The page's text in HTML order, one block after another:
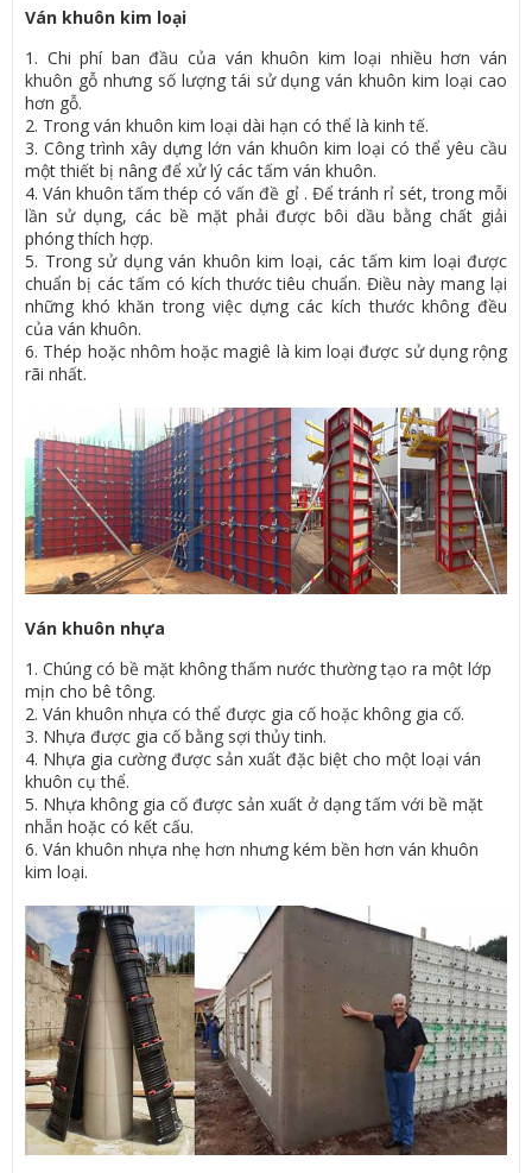
Ván khuôn kim loại
1. Chi phí ban đầu của ván khuôn kim loại nhiều hơn ván
khuôn gỗ nhưng số lượng tái sử dụng ván khuôn kim loại cao
hơn gỗ.
2. Trong ván khuôn kim loại dài hạn có thể là kinh tế.
3. Công trình xây dựng lớn ván khuôn kim loại có thể yêu cầu
một thiết bị nâng để xử lý các tấm ván khuôn.
4. Ván khuôn tấm thép có vấn đề gỉ . Để tránh rỉ sét, trong mỗi
lần sử dụng, các bề mặt phải được bôi dầu bằng chất giải
phóng thích hợp.
5. Trong sử dụng ván khuôn kim loại, các tấm kim loại được
chuẩn bị các tấm có kích thước tiêu chuẩn. Điều này mang lại
những khó khăn trong việc dựng các kích thước không đều
của ván khuôn.
6. Thép hoặc nhôm hoặc magiê là kim loại được sử dụng rộng
rãi nhất.
Ván khuôn nhựa
1. Chúng có bề mặt không thấm nước thường tạo ra một lớp
mịn cho bê tông.
2. Ván khuôn nhựa có thể được gia cố hoặc không gia cố.
3. Nhựa được gia cố bằng sợi thủy tinh.
4. Nhựa gia cường được sản xuất đặc biệt cho một loại ván
khuôn cụ thể.
5. Nhựa không gia cố được sản xuất ở dạng tấm với bề mặt
nhẵn hoặc có kết cấu.
6. Ván khuôn nhựa nhẹ hơn nhưng kém bền hơn ván khuôn
kim loại.